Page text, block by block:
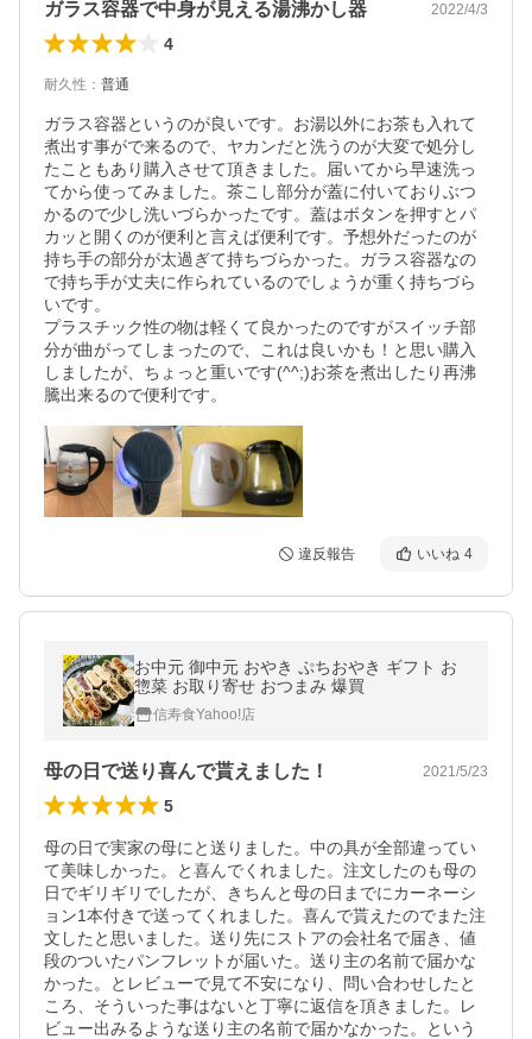
ガラス容器で中身が見える湯沸かし器 2022/4/3
4
耐久性 ： 普通
ガラス容器というのが良いです。お湯以外にお茶も入れて
煮出す事がで来るので、ヤカンだと洗うのが大変で処分し
たこともあり購入させて頂きました。届いてから早速洗っ
てから使ってみました。茶こし部分が蓋に付いておりぶつ
かるので少し洗いづらかったです。蓋はボタンを押すとパ
カッと開くのが便利と言えば便利です。予想外だったのが
持ち手の部分が太過ぎて持ちづらかった。ガラス容器なの
で持ち手が丈夫に作られているのでしょうが重く持ちづら
いです。
プラスチック性の物は軽くて良かったのですがスイッチ部
分が曲がってしまったので、これは良いかも！と思い購入
しましたが、ちょっと重いです(^^;)お茶を煮出したり再沸
騰出来るので便利です。
違反報告 いいね 4
お中元 御中元 おやき ぷちおやき ギフト お
惣菜 お取り寄せ おつまみ 爆買
信寿食Yahoo!店
母の日で送り喜んで貰えました！ 2021/5/23
5
母の日で実家の母にと送りました。中の具が全部違ってい
て美味しかった。と喜んでくれました。注文したのも母の
日でギリギリでしたが、きちんと母の日までにカーネーシ
ョン1本付きで送ってくれました。喜んで貰えたのでまた注
文したと思いました。送り先にストアの会社名で届き、値
段のついたパンフレットが届いた。送り主の名前で届かな
かった。とレビューで見て不安になり、問い合わせしたと
ころ、そういった事はないと丁寧に返信を頂きました。レ
ビュー出みるような送り主の名前で届かなかった。という